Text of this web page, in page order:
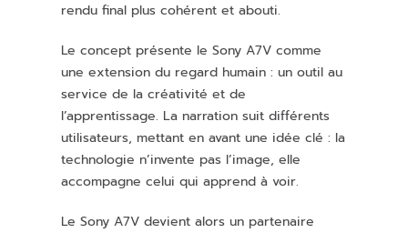
rendu final plus cohérent et abouti.
Le concept présente le Sony A7V comme
une extension du regard humain : un outil au
service de la créativité et de
l’apprentissage. La narration suit différents
utilisateurs, mettant en avant une idée clé : la
technologie n’invente pas l’image, elle
accompagne celui qui apprend à voir.
Le Sony A7V devient alors un partenaire